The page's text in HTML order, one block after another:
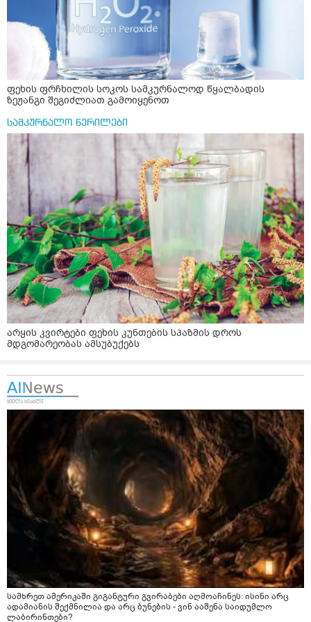
ფეხის ფრჩხილის სოკოს სამკურნალოდ წყალბადის
ზეჟანგი შეგიძლიათ გამოიყენოთ
სამკურნალო წერილები
არყის კვირტები ფეხის კუნთების სპაზმის დროს
მდგომარეობას ამსუბუქებს
სამხრეთ ამერიკაში გიგანტური გვირაბები აღმოაჩინეს: ისინი არც
ადამიანის შექმნილია და არც ბუნების - ვინ ააშენა საიდუმლო
ლაბირინთები?